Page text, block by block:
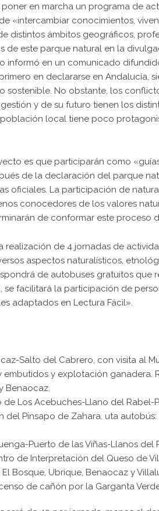
en marcha un programa de
«intercambiar conocimientos,
distintos ámbitos geográficos,
de este parque natural en la
informó en un comunicado
en declararse en Andalucía,
sostenible. No obstante, los
y de su futuro tienen los
población local tiene poco
es que participarán como
de la declaración del parque
oficiales. La participación de
conocedores de los valores
de conformar este proceso
realización de 4 jornadas de
aspectos naturalísticos,
de autobuses gratuitos que
se facilitará la participación de
adaptados en Lectura Fácil».
Salto del Cabrero, con visita al
y explotación ganadera.
Benaocaz.
de Los Acebuches-Llano del Rabel-
del Pinsapo de Zahara. uta
Puerto de las Viñas-Llanos
de Interpretación del Queso de
Bosque, Ubrique, Benaocaz y
de cañón por la Garganta